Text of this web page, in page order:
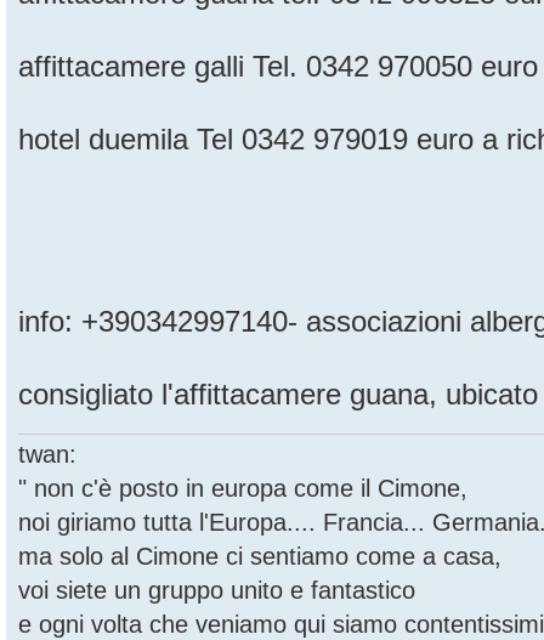
affittacamere galli Tel. 0342 970050
hotel duemila Tel 0342 979019 euro a
info: +390342997140- associazioni
consigliato l'affittacamere guana,
twan:
" non c'è posto in europa come il Cimone,
noi giriamo tutta l'Europa.... Francia...
ma solo al Cimone ci sentiamo come a casa,
voi siete un gruppo unito e fantastico
e ogni volta che veniamo qui siamo contentissimi